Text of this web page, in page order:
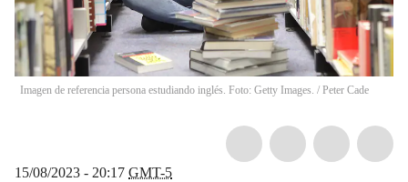
Imagen de referencia persona estudiando inglés. Foto: Getty Images. / Peter Cade
15/08/2023 - 20:17 GMT-5